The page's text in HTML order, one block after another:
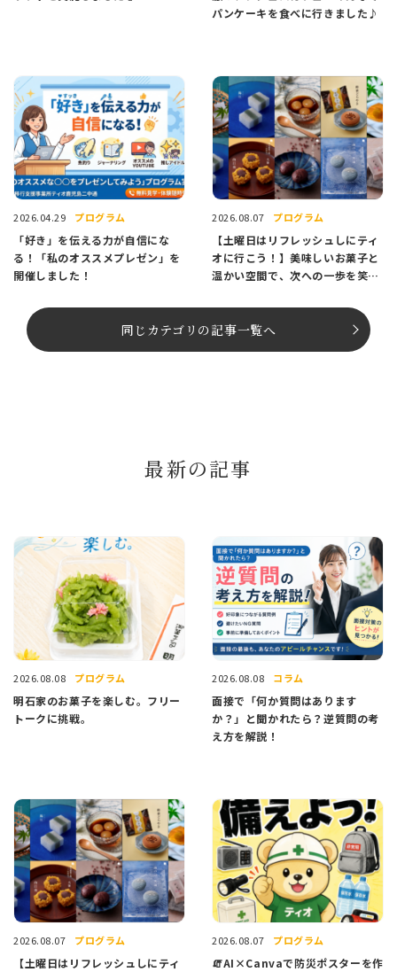
パンケーキを食べに行きました♪
2026.04.29 プログラム
「好き」を伝える力が自信にな
る！「私のオススメプレゼン」を
開催しました！
2026.08.07 プログラム
【土曜日はリフレッシュしにティ
オに行こう！】美味しいお菓子と
温かい空間で、次への一歩を笑顔
同じカテゴリの記事⼀覧へ
最新の記事
2026.08.08 プログラム
明石家のお菓子を楽しむ。フリー
トークに挑戦。
2026.08.08 コラム
面接で「何か質問はあります
か？」と聞かれたら？逆質問の考
え方を解説！
2026.08.07 プログラム
【土曜日はリフレッシュしにティ
2026.08.07 プログラム
🧯AI×Canvaで防災ポスターを作